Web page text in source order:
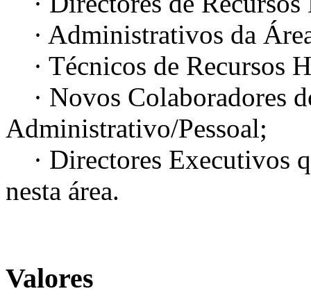
· Administrativos da
· Técnicos de Recursos
· Novos Colaboradores
Administrativo/Pessoal;
· Directores Executivos
nesta área.
Valores